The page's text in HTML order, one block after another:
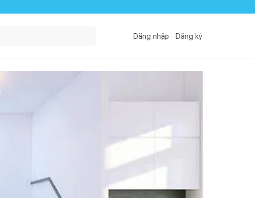
Đăng nhập Đăng ký